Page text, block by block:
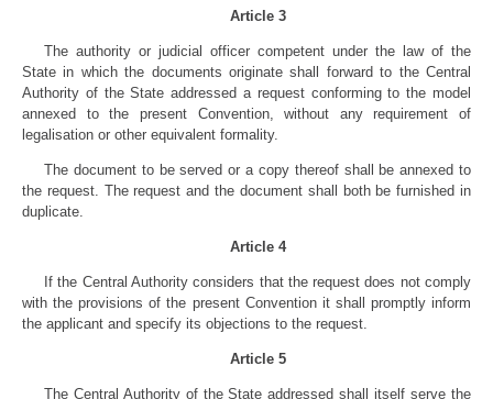
Article 3
The authority or judicial officer competent under the law of the
State in which the documents originate shall forward to the Central
Authority of the State addressed a request conforming to the model
annexed to the present Convention, without any requirement of
legalisation or other equivalent formality.
The document to be served or a copy thereof shall be annexed to
the request. The request and the document shall both be furnished in
duplicate.
Article 4
If the Central Authority considers that the request does not comply
with the provisions of the present Convention it shall promptly inform
the applicant and specify its objections to the request.
Article 5
The Central Authority of the State addressed shall itself serve the